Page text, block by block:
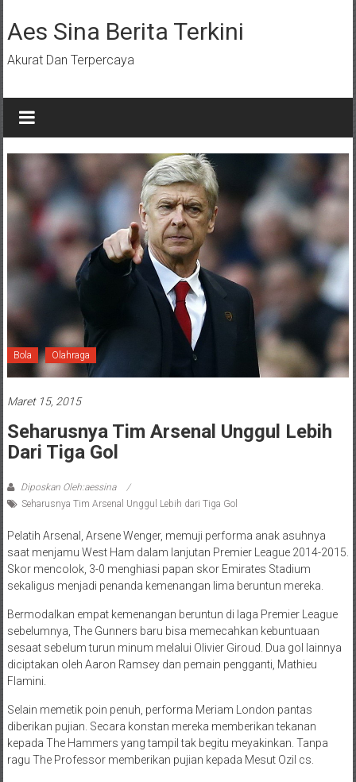
ke
konten
Aes Sina Berita Terkini
Akurat Dan Terpercaya
Bola Olahraga
Maret 15, 2015
Seharusnya Tim Arsenal Unggul Lebih
Dari Tiga Gol
Diposkan Oleh:aessina
Seharusnya Tim Arsenal Unggul Lebih dari Tiga Gol
Pelatih Arsenal, Arsene Wenger, memuji performa anak asuhnya
saat menjamu West Ham dalam lanjutan Premier League 2014-2015.
Skor mencolok, 3-0 menghiasi papan skor Emirates Stadium
sekaligus menjadi penanda kemenangan lima beruntun mereka.
Bermodalkan empat kemenangan beruntun di laga Premier League
sebelumnya, The Gunners baru bisa memecahkan kebuntuaan
sesaat sebelum turun minum melalui Olivier Giroud. Dua gol lainnya
diciptakan oleh Aaron Ramsey dan pemain pengganti, Mathieu
Flamini.
Selain memetik poin penuh, performa Meriam London pantas
diberikan pujian. Secara konstan mereka memberikan tekanan
kepada The Hammers yang tampil tak begitu meyakinkan. Tanpa
ragu The Professor memberikan pujian kepada Mesut Ozil cs.